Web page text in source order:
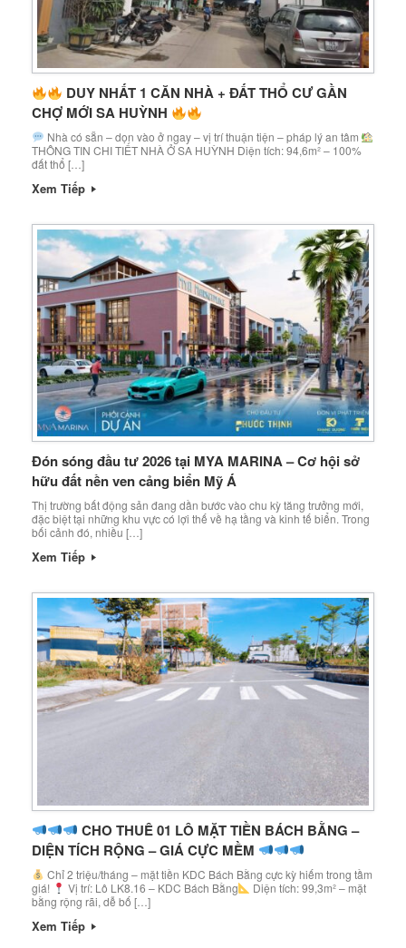
DUY NHẤT 1 CĂN NHÀ + ĐẤT THỔ CƯ GẦN
CHỢ MỚI SA HUỲNH
Nhà có sẵn – dọn vào ở ngay – vị trí thuận tiện – pháp lý an tâm
THÔNG TIN CHI TIẾT NHÀ Ở SA HUỲNH Diện tích: 94,6m² – 100%
đất thổ […]
Xem Tiếp
Đón sóng đầu tư 2026 tại MYA MARINA – Cơ hội sở
hữu đất nền ven cảng biển Mỹ Á
Thị trường bất động sản đang dần bước vào chu kỳ tăng trưởng mới,
đặc biệt tại những khu vực có lợi thế về hạ tầng và kinh tế biển. Trong
bối cảnh đó, nhiều […]
Xem Tiếp
CHO THUÊ 01 LÔ MẶT TIỀN BÁCH BẰNG –
DIỆN TÍCH RỘNG – GIÁ CỰC MỀM
Chỉ 2 triệu/tháng – mặt tiền KDC Bách Bằng cực kỳ hiếm trong tầm
giá!
Vị trí: Lô LK8.16 – KDC Bách Bằng
Diện tích: 99,3m² – mặt
bằng rộng rãi, dễ bố […]
Xem Tiếp